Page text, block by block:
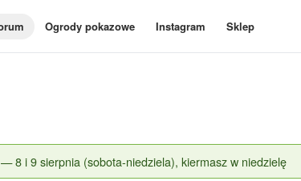
Ogrody pokazowe Instagram Sklep
8 i 9 sierpnia (sobota-niedziela), kiermasz w niedzielę